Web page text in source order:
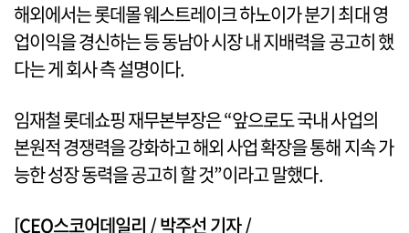
해외에서는 롯데몰 웨스트레이크 하노이가 분기 최대 영
업이익을 경신하는 등 동남아 시장 내 지배력을 공고히 했
다는 게 회사 측 설명이다.
임재철 롯데쇼핑 재무본부장은 “앞으로도 국내 사업의
본원적 경쟁력을 강화하고 해외 사업 확장을 통해 지속 가
능한 성장 동력을 공고히 할 것”이라고 말했다.
[CEO스코어데일리 / 박주선 기자 /